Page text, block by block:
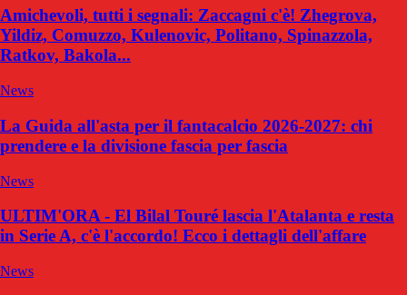
Amichevoli, tutti i segnali: Zaccagni c'è! Zhegrova,
Yildiz, Comuzzo, Kulenovic, Politano, Spinazzola,
Ratkov, Bakola...
News
La Guida all'asta per il fantacalcio 2026-2027: chi
prendere e la divisione fascia per fascia
News
ULTIM'ORA - El Bilal Touré lascia l'Atalanta e resta
in Serie A, c'è l'accordo! Ecco i dettagli dell'affare
News